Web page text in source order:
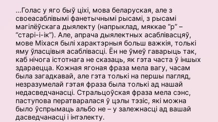
…Голас у яго быў ціхі, мова беларуская, але з
своеасаблівымі фанетычнымі рысамі, з рысамі
магілёўскага дыялекту (напрыклад, мяккае “р” –
“старі-і-ік”). Але, апрача дыялектных асаблівасцяў,
мове Міхася былі характэрныя больш важкія, толькі
яму ўласцівыя асаблівасці. Ён не ўмеў гаварыць так,
каб нічога істотнага не сказаць, як гэта часта ў іншых
здараецца. Кожная ягоная фраза мела вагу, часам
была загадкавай, але гэта толькі на першы пагляд,
незразумелай гэтая фраза была толькі ад нашай
недасведчанасці. Стральцоўская фраза мела сэнс,
паступова ператваралася ў цэлы тэзіс, які можна
было ўспрымаць альбо не – у залежнасці ад вашай
дасведчанасці і інтэлекту.